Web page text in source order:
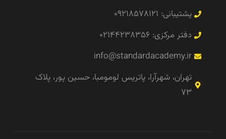
پشتیبانی: ۰۹۲۱۸۵۷۸۱۲۱
دفتر مرکزی: ۰۲۱۴۴۲۳۸۳۵۶
info@standardacademy.ir
تهران، شهرآرا، پاتریس لومومبا، حسین پور، پلاک
۷۳